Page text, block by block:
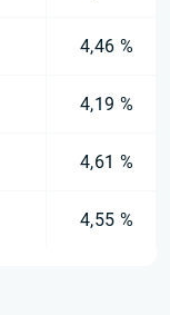
4,46 %
4,19 %
4,61 %
4,55 %